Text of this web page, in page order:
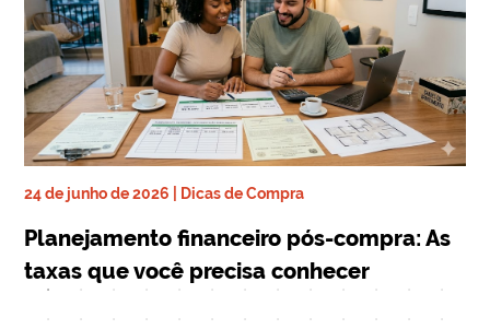
24 de junho de 2026 | Dicas de Compra
Planejamento financeiro pós-compra: As
taxas que você precisa conhecer